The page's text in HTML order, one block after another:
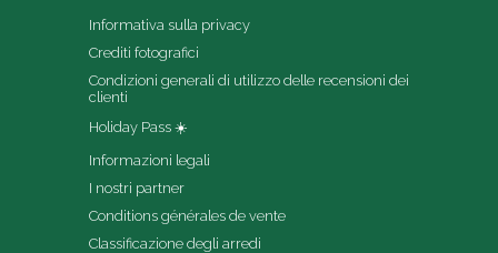
Informativa sulla privacy
Crediti fotografici
Condizioni generali di utilizzo delle recensioni dei
clienti
Holiday Pass ☀️
Informazioni legali
I nostri partner
Conditions générales de vente
Classificazione degli arredi